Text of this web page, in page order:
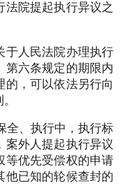
法院提起执行异议之
人民法院办理执行
第六条规定的期限内
的，可以依法另行向
、执行中，执行标
案外人提起执行异议
等优先受偿权的申请
他已知的轮候查封的